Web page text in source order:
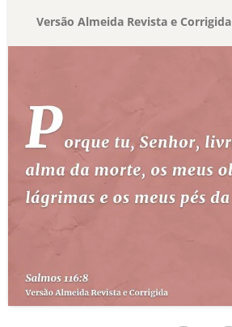
Versão Almeida Revista e Corrigida